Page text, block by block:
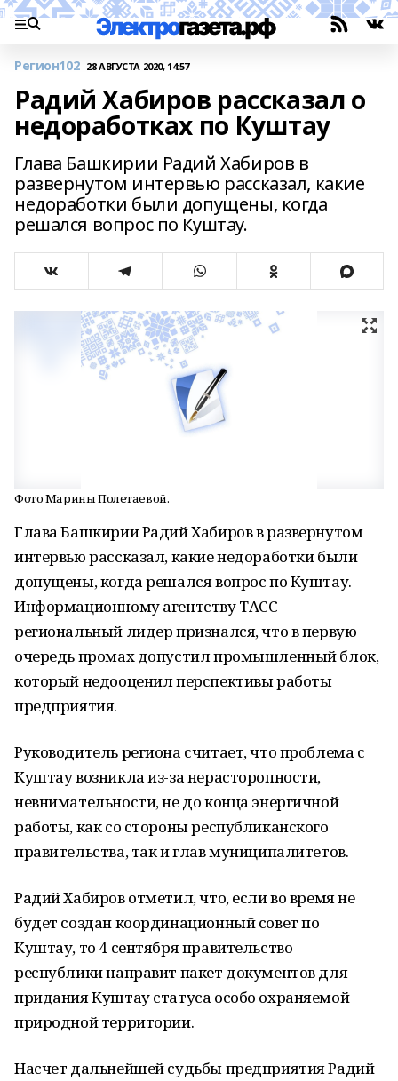
Регион102 28 АВГУСТА 2020, 14:57
Радий Хабиров рассказал о
недоработках по Куштау
Глава Башкирии Радий Хабиров в
развернутом интервью рассказал, какие
недоработки были допущены, когда
решался вопрос по Куштау.
Фото Марины Полетаевой.
Глава Башкирии Радий Хабиров в развернутом
интервью рассказал, какие недоработки были
допущены, когда решался вопрос по Куштау.
Информационному агентству ТАСС
региональный лидер признался, что в первую
очередь промах допустил промышленный блок,
который недооценил перспективы работы
предприятия.
Руководитель региона считает, что проблема с
Куштау возникла из-за нерасторопности,
невнимательности, не до конца энергичной
работы, как со стороны республиканского
правительства, так и глав муниципалитетов.
Радий Хабиров отметил, что, если во время не
будет создан координационный совет по
Куштау, то 4 сентября правительство
республики направит пакет документов для
придания Куштау статуса особо охраняемой
природной территории.
Насчет дальнейшей судьбы предприятия Радий